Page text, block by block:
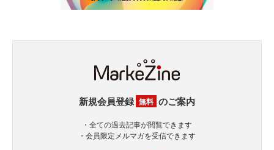
新規会員登録 無料 のご案内
・全ての過去記事が閲覧できます
・会員限定メルマガを受信できます